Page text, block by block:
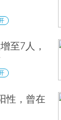
至7人，
性，曾在